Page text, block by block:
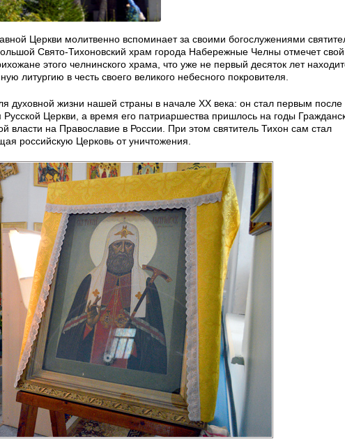
Церкви молитвенно вспоминает за своими богослужениями
Свято-Тихоновский храм города Набережные Челны отмечет свой
этого челнинского храма, что уже не первый десяток лет
литургию в честь своего великого небесного покровителя.
духовной жизни нашей страны в начале XX века: он стал первым после
Церкви, а время его патриаршества пришлось на годы
власти на Православие в России. При этом святитель Тихон сам стал
российскую Церковь от уничтожения.